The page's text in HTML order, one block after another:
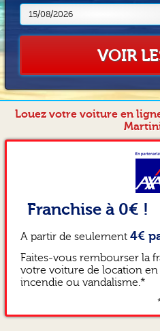
VOIR
Louez votre voiture en
Franchise à 0€ !
A partir de seulement 4€
Faites-vous rembourser la
votre voiture de location en
incendie ou vandalisme.*